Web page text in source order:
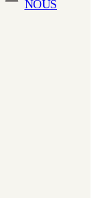
NOUS